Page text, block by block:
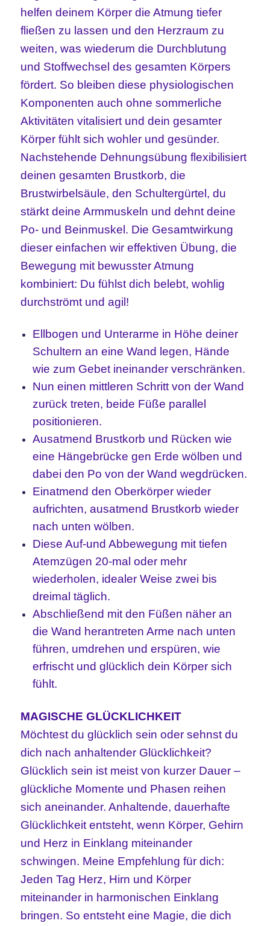
helfen deinem Körper die Atmung tiefer
fließen zu lassen und den Herzraum zu
weiten, was wiederum die Durchblutung
und Stoffwechsel des gesamten Körpers
fördert. So bleiben diese physiologischen
Komponenten auch ohne sommerliche
Aktivitäten vitalisiert und dein gesamter
Körper fühlt sich wohler und gesünder.
Nachstehende Dehnungsübung flexibilisiert
deinen gesamten Brustkorb, die
Brustwirbelsäule, den Schultergürtel, du
stärkt deine Armmuskeln und dehnt deine
Po- und Beinmuskel. Die Gesamtwirkung
dieser einfachen wir effektiven Übung, die
Bewegung mit bewusster Atmung
kombiniert: Du fühlst dich belebt, wohlig
durchströmt und agil!
Ellbogen und Unterarme in Höhe deiner
Schultern an eine Wand legen, Hände
wie zum Gebet ineinander verschränken.
Nun einen mittleren Schritt von der Wand
zurück treten, beide Füße parallel
positionieren.
Ausatmend Brustkorb und Rücken wie
eine Hängebrücke gen Erde wölben und
dabei den Po von der Wand wegdrücken.
Einatmend den Oberkörper wieder
aufrichten, ausatmend Brustkorb wieder
nach unten wölben.
Diese Auf-und Abbewegung mit tiefen
Atemzügen 20-mal oder mehr
wiederholen, idealer Weise zwei bis
dreimal täglich.
Abschließend mit den Füßen näher an
die Wand herantreten Arme nach unten
führen, umdrehen und erspüren, wie
erfrischt und glücklich dein Körper sich
fühlt.
MAGISCHE GLÜCKLICHKEIT
Möchtest du glücklich sein oder sehnst du
dich nach anhaltender Glücklichkeit?
Glücklich sein ist meist von kurzer Dauer –
glückliche Momente und Phasen reihen
sich aneinander. Anhaltende, dauerhafte
Glücklichkeit entsteht, wenn Körper, Gehirn
und Herz in Einklang miteinander
schwingen. Meine Empfehlung für dich:
Jeden Tag Herz, Hirn und Körper
miteinander in harmonischen Einklang
bringen. So entsteht eine Magie, die dich